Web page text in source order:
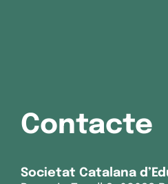
Contacte
Societat Catalana